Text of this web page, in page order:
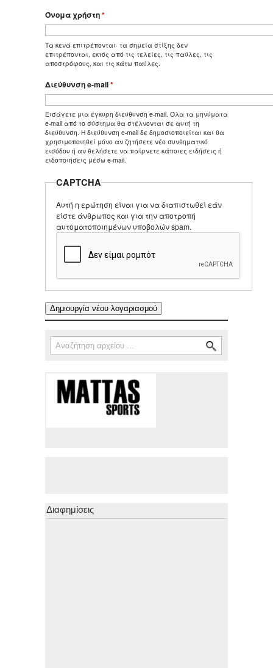
Όνομα χρήστη*
Τα κενά επιτρέπονται· τα σημεία στίξης δεν
επιτρέπονται, εκτός από τις τελείες, τις παύλες, τις
αποστρόφους, και τις κάτω παύλες.
Διεύθυνση e-mail*
Εισάγετε μια έγκυρη διεύθυνση e-mail. Όλα τα μηνύματα
e-mail από το σύστημα θα στέλνονται σε αυτή τη
διεύθυνση. Η διεύθυνση e-mail δε δημοσιοποιείται και θα
χρησιμοποιηθεί μόνο αν ζητήσετε νέο συνθηματικό
εισόδου ή αν θελήσετε να παίρνετε κάποιες ειδήσεις ή
ειδοποιήσεις μέσω e-mail.
CAPTCHA
Αυτή η ερώτηση είναι για να διαπιστωθεί εάν
είστε άνθρωπος και για την αποτροπή
αυτοματοποιημένων υποβολών spam.
Φόρμα αναζήτησης
Αναζήτηση
Διαφημίσεις